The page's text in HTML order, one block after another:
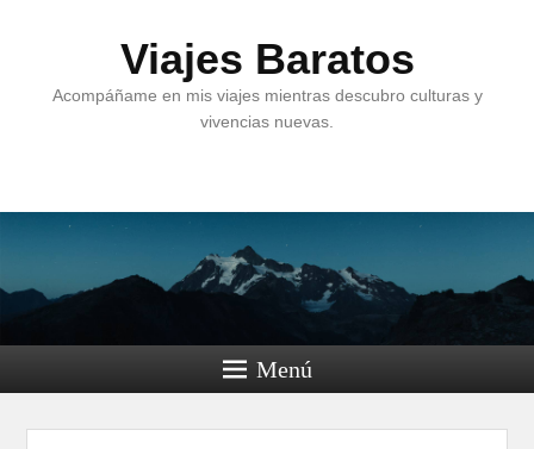
Viajes Baratos
Acompáñame en mis viajes mientras descubro culturas y
vivencias nuevas.
Menú